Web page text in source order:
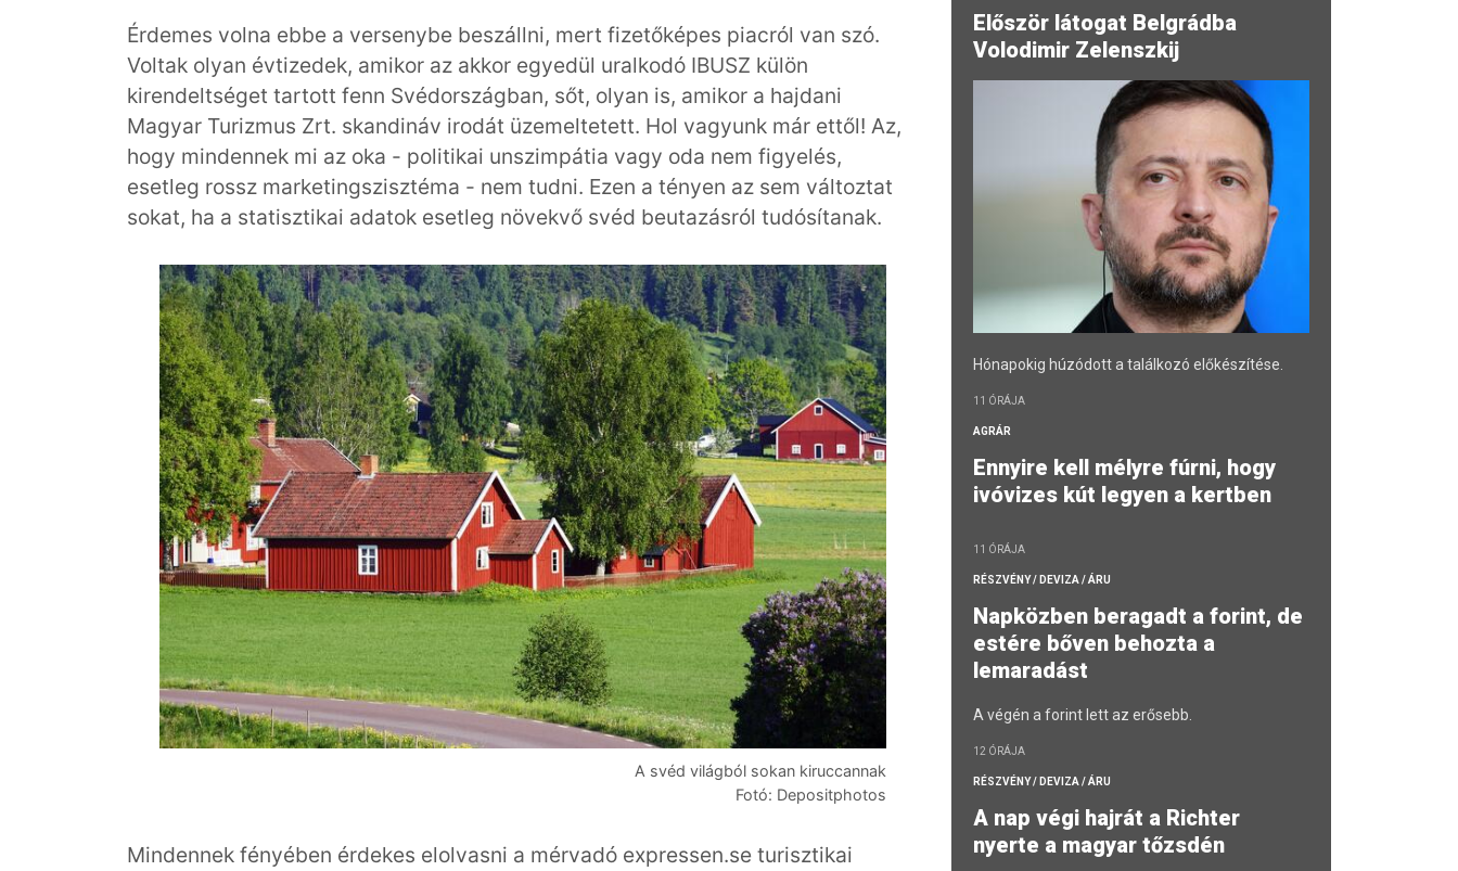
Érdemes volna ebbe a versenybe beszállni, mert fizetőképes piacról van szó.
Voltak olyan évtizedek, amikor az akkor egyedül uralkodó IBUSZ külön
kirendeltséget tartott fenn Svédországban, sőt, olyan is, amikor a hajdani
Magyar Turizmus Zrt. skandináv irodát üzemeltetett. Hol vagyunk már ettől! Az,
hogy mindennek mi az oka - politikai unszimpátia vagy oda nem figyelés,
esetleg rossz marketingszisztéma - nem tudni. Ezen a tényen az sem változtat
sokat, ha a statisztikai adatok esetleg növekvő svéd beutazásról tudósítanak.
A svéd világból sokan kiruccannak
Fotó: Depositphotos
Mindennek fényében érdekes elolvasni a mérvadó expressen.se turisztikai
Először látogat Belgrádba
Volodimir Zelenszkij
Hónapokig húzódott a találkozó előkészítése.
11 ÓRÁJA
AGRÁR
Ennyire kell mélyre fúrni, hogy
ivóvizes kút legyen a kertben
11 ÓRÁJA
RÉSZVÉNY / DEVIZA / ÁRU
Napközben beragadt a forint, de
estére bőven behozta a
lemaradást
A végén a forint lett az erősebb.
12 ÓRÁJA
RÉSZVÉNY / DEVIZA / ÁRU
A nap végi hajrát a Richter
nyerte a magyar tőzsdén